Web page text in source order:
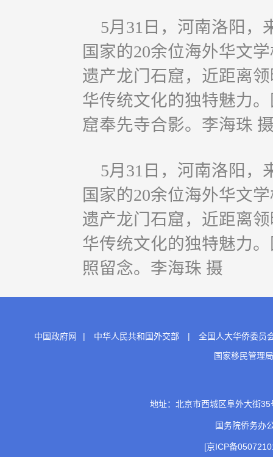
5月31日，河南洛阳，
国家的20余位海外华文
遗产龙门石窟，近距离
华传统文化的独特魅力
窟奉先寺合影。李海珠
5月31日，河南洛阳，
国家的20余位海外华文
遗产龙门石窟，近距离
华传统文化的独特魅力
照留念。李海珠 摄
中国政府网 | 中华人民共和国外交部 |
全国人大华侨委员
国家移民管理局
地址：北京市西城区阜外大街
国务院侨务
[京ICP备